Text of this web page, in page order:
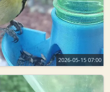
2026-05-15 07:00